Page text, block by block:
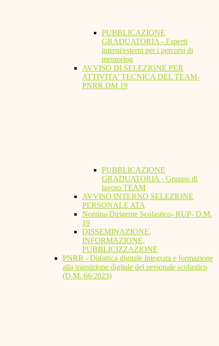
PUBBLICAZIONE
GRADUATORIA - Esperti
interni/esterni per i percorsi di
mentoring
AVVISO DI SELEZIONE PER
ATTIVITA' TECNICA DEL TEAM-
PNRR DM 19
PUBBLICAZIONE
GRADUATORIA - Gruppo di
lavoro TEAM
AVVISO INTERNO SELEZIONE
PERSONALE ATA
Nomina Dirigente Scolastico- RUP- D.M.
19
DISSEMINAZIONE,
INFORMAZIONE,
PUBBLICIZZAZIONE
PNRR - Didattica digitale Integrata e formazione
alla transizione digitale del personale scolastico
(D.M. 66/2023)